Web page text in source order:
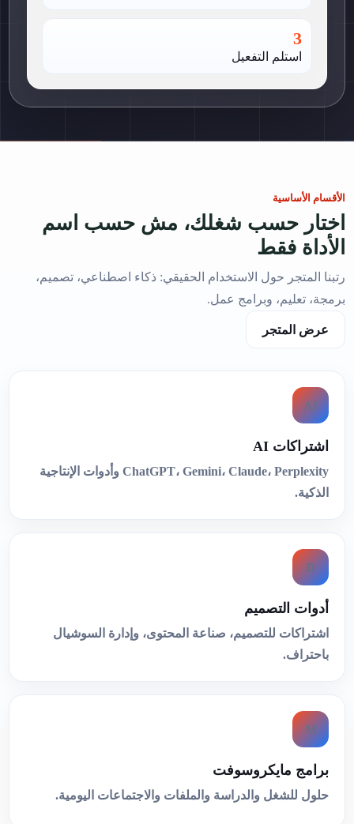
3
استلم التفعيل
الأقسام الأساسية
اختار حسب شغلك، مش حسب اسم
الأداة فقط
رتبنا المتجر حول الاستخدام الحقيقي: ذكاء اصطناعي، تصميم،
برمجة، تعليم، وبرامج عمل.
عرض المتجر
AI
اشتراكات AI
ChatGPT، Gemini، Claude، Perplexity وأدوات الإنتاجية
الذكية.
D
أدوات التصميم
اشتراكات للتصميم، صناعة المحتوى، وإدارة السوشيال
باحتراف.
M
برامج مايكروسوفت
حلول للشغل والدراسة والملفات والاجتماعات اليومية.